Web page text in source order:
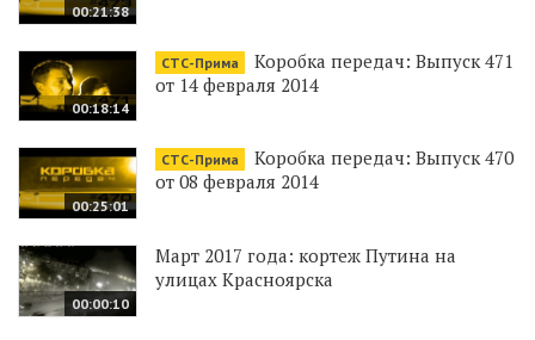
00:21:38
00:18:14
СТС-Прима
Коробка передач: Выпуск 471
от 14 февраля 2014
00:25:01
СТС-Прима
Коробка передач: Выпуск 470
от 08 февраля 2014
00:00:10
Март 2017 года: кортеж Путина на
улицах Красноярска